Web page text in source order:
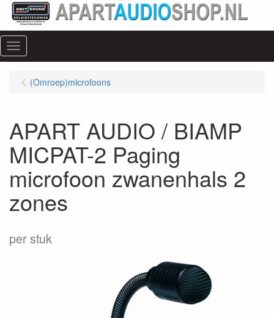
Menu
(Omroep)microfoons
APART AUDIO / BIAMP
MICPAT-2 Paging
microfoon zwanenhals 2
zones
per stuk